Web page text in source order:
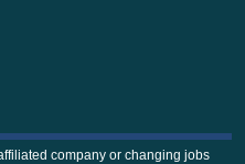
company or changing jobs